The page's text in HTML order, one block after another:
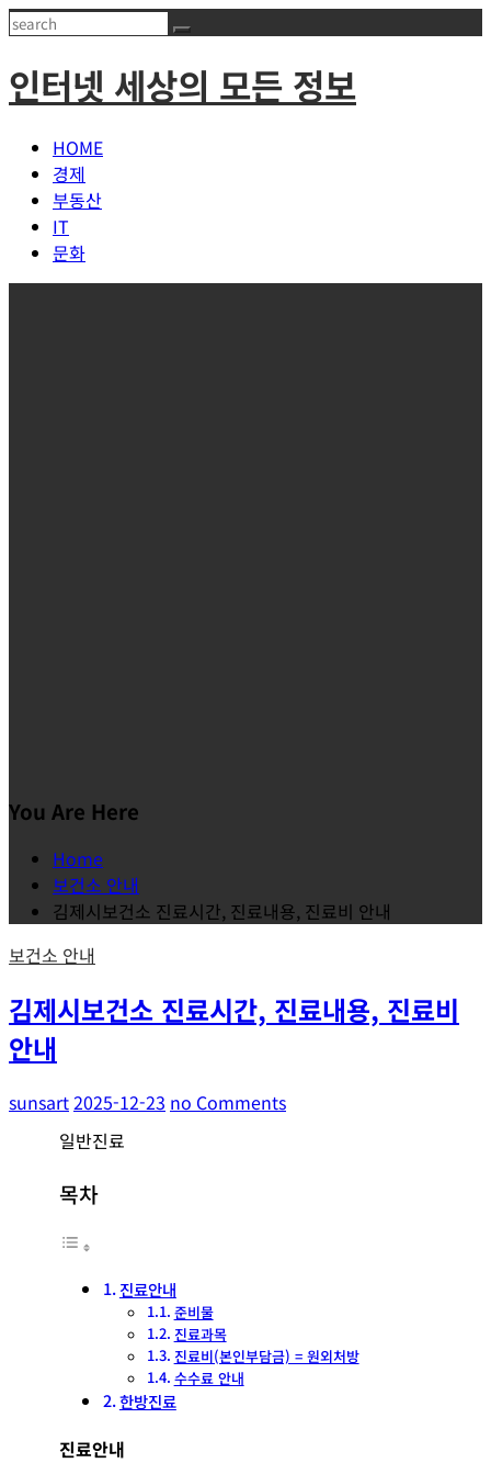
Skip
content
Search
인터넷 세상의 모든 정보
HOME
경제
부동산
IT
문화
You Are Here
Home
보건소 안내
김제시보건소 진료시간, 진료내용, 진료비 안내
보건소 안내
김제시보건소 진료시간, 진료내용, 진료비
안내
sunsart2025-12-23 no Comments
일반진료
목차
진료안내
준비물
진료과목
진료비(본인부담금) = 원외처방
수수료 안내
한방진료
진료안내